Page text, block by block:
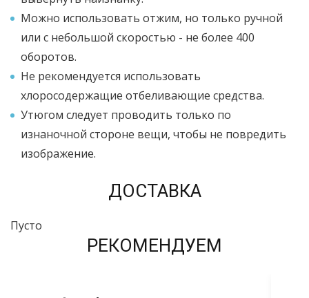
Можно использовать отжим, но только ручной
или с небольшой скоростью - не более 400
оборотов.
Не рекомендуется использовать
хлоросодержащие отбеливающие средства.
Утюгом следует проводить только по
изнаночной стороне вещи, чтобы не повредить
изображение.
ДОСТАВКА
Пусто
РЕКОМЕНДУЕМ